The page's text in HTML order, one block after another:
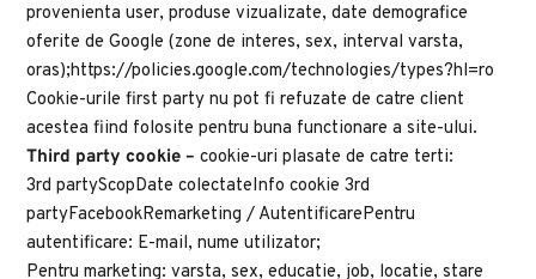
provenienta user, produse vizualizate, date demografice
oferite de Google (zone de interes, sex, interval varsta,
oras);https://policies.google.com/technologies/types?hl=ro
Cookie-urile first party nu pot fi refuzate de catre client
acestea fiind folosite pentru buna functionare a site-ului.
Third party cookie – cookie-uri plasate de catre terti:
3rd partyScopDate colectateInfo cookie 3rd
partyFacebookRemarketing / AutentificarePentru
autentificare: E-mail, nume utilizator;
Pentru marketing: varsta, sex, educatie, job, locatie, stare